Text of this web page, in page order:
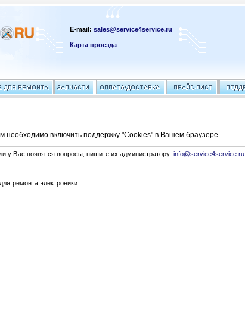
E-mail:sales@service4service.ru
Карта проезда
необходимо включить поддержку "Cookies" в Вашем браузере.
у Вас появятся вопросы, пишите их администратору:info@service4service.ru
ремонта электроники